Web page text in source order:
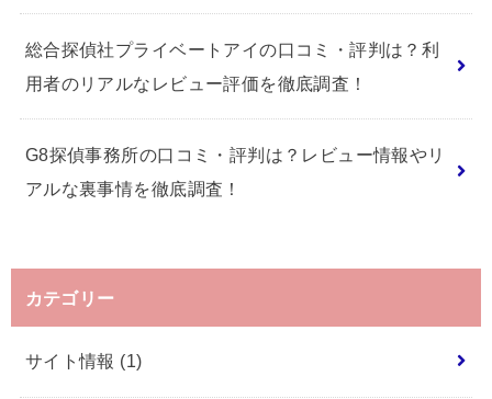
総合探偵社プライベートアイの口コミ・評判は？利
用者のリアルなレビュー評価を徹底調査！
G8探偵事務所の口コミ・評判は？レビュー情報やリ
アルな裏事情を徹底調査！
カテゴリー
サイト情報 (1)